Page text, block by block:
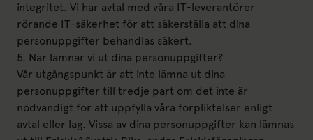
integritet. Vi har avtal med våra IT-leverantörer
rörande IT-säkerhet för att säkerställa att dina
personuppgifter behandlas säkert.
5. När lämnar vi ut dina personuppgifter?
Vår utgångspunkt är att inte lämna ut dina
personuppgifter till tredje part om det inte är
nödvändigt för att uppfylla våra förpliktelser enligt
avtal eller lag. Vissa av dina personuppgifter kan lämnas